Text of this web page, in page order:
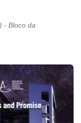
- Bloco da